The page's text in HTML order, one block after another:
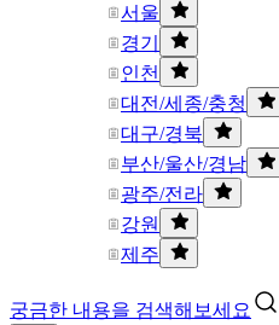
서울
경기
인천
대전/세종/충청
대구/경북
부산/울산/경남
광주/전라
강원
제주
궁금한 내용을 검색해보세요